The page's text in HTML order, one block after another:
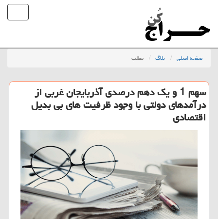
صفحه اصلی بلاگ مطلب
سهم 1 و یك دهم درصدی آذربایجان غربی از
درآمدهای دولتی با وجود ظرفیت های بی بدیل
اقتصادی